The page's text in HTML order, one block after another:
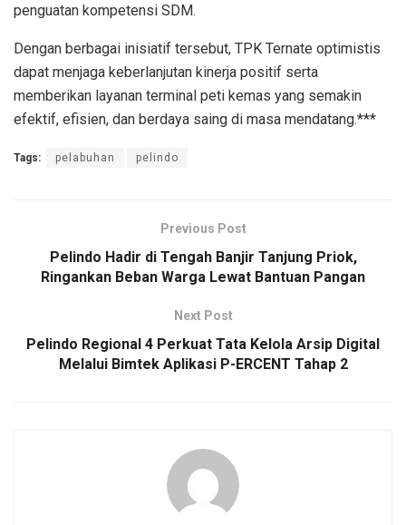
penguatan kompetensi SDM.
Dengan berbagai inisiatif tersebut, TPK Ternate optimistis
dapat menjaga keberlanjutan kinerja positif serta
memberikan layanan terminal peti kemas yang semakin
efektif, efisien, dan berdaya saing di masa mendatang.***
Tags: pelabuhan pelindo
Previous Post
Pelindo Hadir di Tengah Banjir Tanjung Priok,
Ringankan Beban Warga Lewat Bantuan Pangan
Next Post
Pelindo Regional 4 Perkuat Tata Kelola Arsip Digital
Melalui Bimtek Aplikasi P-ERCENT Tahap 2